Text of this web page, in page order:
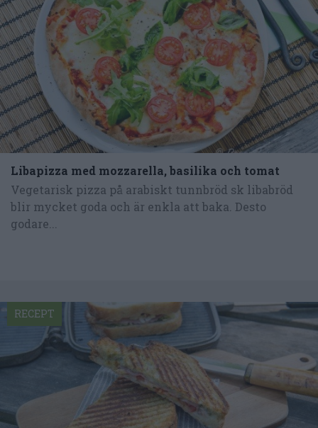
Libapizza med mozzarella, basilika och tomat
Vegetarisk pizza på arabiskt tunnbröd sk libabröd
blir mycket goda och är enkla att baka. Desto
godare...
RECEPT